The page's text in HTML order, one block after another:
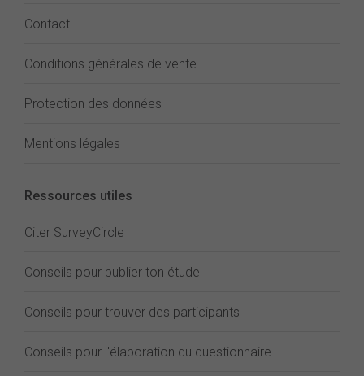
Contact
Conditions générales de vente
Protection des données
Mentions légales
Ressources utiles
Citer SurveyCircle
Conseils pour publier ton étude
Conseils pour trouver des participants
Conseils pour l'élaboration du questionnaire